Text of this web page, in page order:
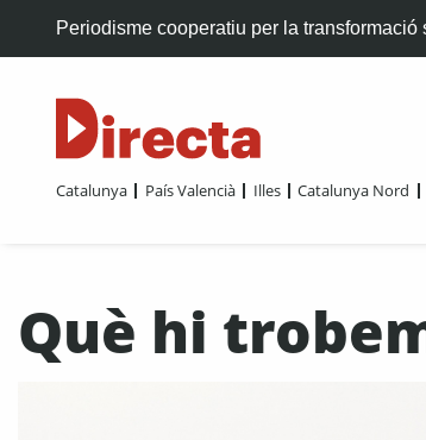
Periodisme cooperatiu per la transformació
Catalunya País Valencià Illes Catalunya Nord
Què hi